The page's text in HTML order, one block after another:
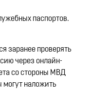
паспортов.
заранее проверять
через онлайн-
со стороны МВД
могут наложить